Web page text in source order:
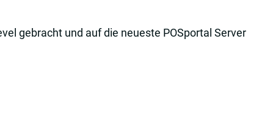
gebracht und auf die neueste POSportal Server